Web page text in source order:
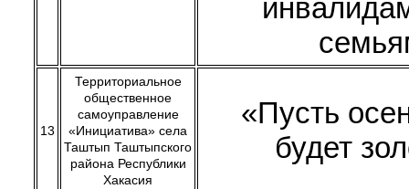
13
Территориальное
общественное
самоуправление
«Инициатива» села
Таштып Таштыпского
района Республики
Хакасия
«Пусть
будет